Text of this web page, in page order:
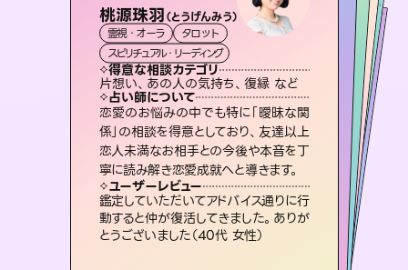
桃源珠羽（とうげんみう）
霊視・オーラ
タロット
スピリチュアル・リーディング
得意な相談カテゴリ
片想い、あの人の気持ち、復縁 など
占い師について
恋愛のお悩みの中でも特に「曖昧な関
係」の相談を得意としており、友達以上
恋人未満なお相手との今後や本音を丁
寧に読み解き恋愛成就へと導きます。
ユーザーレビュー
鑑定していただいてアドバイス通りに行
動すると仲が復活してきました。ありが
とうございました（40代 女性）
未来視師＊花
霊視・オーラ 心理学
スピリチュアル・リーディング
得意な相談カテゴリ
出逢い、片想い、復縁 など
占い師について
未来には何パターンもの選択肢があり
ます。不安で視えにくくなっているあな
たの素敵な未来を見つけ、その未来を
選択できるようアドバイスします。
ユーザーレビュー
職場の人の性質や人間関係、本心など
本当によく視えていてびっくり。対策が
打てて前向きになれます（40代）
セラピスト理恵
霊視・オーラ
スピリチュアル・リーディング
得意な相談カテゴリ
片想い、二人の未来、年の差 など
占い師について
連絡再開、復縁、成就などの報告実績
多数。セラピストとして2万超の施術経
験があるからこそできる鑑定で、より良
い未来をサポートします。
ユーザーレビュー
とても心温まる鑑定でした。しかもこち
らは何も言っていないのに視えていらっ
しゃるんだなと驚きです（30代女性）
おう 霊感オラクル
霊視・オーラ
オラクルカード
得意な相談カテゴリ
恋愛総合、あの人の気持ち など
占い師について
霊視×オラクルカードを使って「今」と「未来」そして「気になるあの人の気持ち」まで丁寧に読み解き、恋や人生のヒントを優しく引き出します。
ユーザーレビュー
不安な気持ちが嘘みたいに晴れまし
た…！よく視えていらっしゃるんだなと
感じました（40代 女性）
彗望（すいぼう
霊視・オーラ
スピリチュアル・リーディング
得意な相談カテゴリ
片想い、あの人の気持ち、復縁 など
占い師について
3,700年以上の歴史を持つ東洋最古の
占術「易占」で詳細まで占い、幸せへ向
かう道筋を示します。厳しい結果にも具
体的な対策をお伝えします。
ユーザーレビュー
複雑な背景もしっかり聞いて鑑定して
いただけました。気持ちが楽になりまし
た（50代 女性）
アイリス -iris-
西洋占星術 タロット
ルーン
得意な相談カテゴリ
恋愛総合、片想い、二人の未来 など
占い師について
復縁、恋愛、不倫の行方、同性愛や片
思い、仕事関係や借金問題まで知りた
いことや心の負担になっていることを
紐解き、背中をそっと押して導きます。
ユーザーレビュー
安心感のあり、言い切ってくれる所や濁
さない鑑定のおかげで、毎回自分の気
持ちを整えられます（30代 男性）